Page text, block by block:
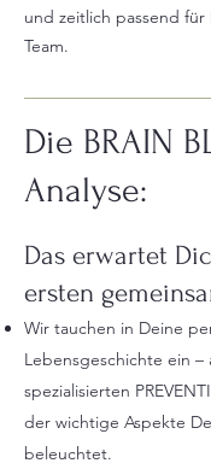
und zeitlich passend
Team.
Die BRAIN
Analyse:
Das erwartet
ersten
Wir tauchen in Deine
Lebensgeschichte ein –
spezialisierten
der wichtige Aspekte
beleuchtet.